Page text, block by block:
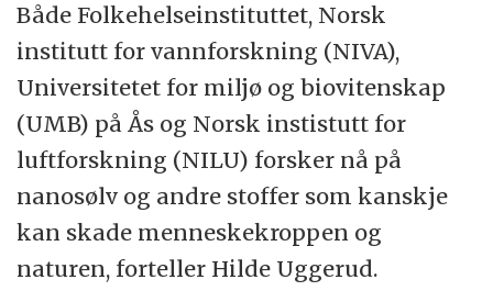
Både Folkehelseinstituttet, Norsk
institutt for vannforskning (NIVA),
Universitetet for miljø og biovitenskap
(UMB) på Ås og Norsk instistutt for
luftforskning (NILU) forsker nå på
nanosølv og andre stoffer som kanskje
kan skade menneskekroppen og
naturen, forteller Hilde Uggerud.